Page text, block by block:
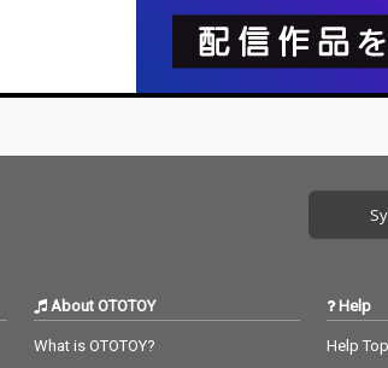
About OTOTOY
What is OTOTOY?
Help
Help Top